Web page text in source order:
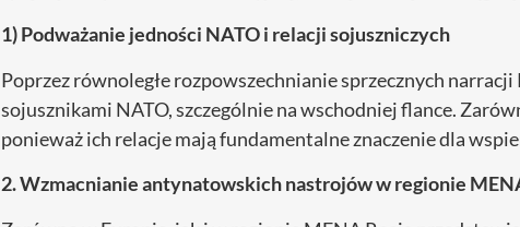
1) Podważanie jedności NATO i relacji sojuszniczych
Poprzez równoległe rozpowszechnianie sprzecznych
sojusznikami NATO, szczególnie na wschodniej flance.
ponieważ ich relacje mają fundamentalne znaczenie dla
2. Wzmacnianie antynatowskich nastrojów w regionie